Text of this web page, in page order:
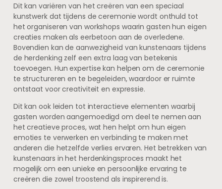
Dit kan variëren van het creëren van een speciaal
kunstwerk dat tijdens de ceremonie wordt onthuld tot
het organiseren van workshops waarin gasten hun eigen
creaties maken als eerbetoon aan de overledene.
Bovendien kan de aanwezigheid van kunstenaars tijdens
de herdenking zelf een extra laag van betekenis
toevoegen. Hun expertise kan helpen om de ceremonie
te structureren en te begeleiden, waardoor er ruimte
ontstaat voor creativiteit en expressie.
Dit kan ook leiden tot interactieve elementen waarbij
gasten worden aangemoedigd om deel te nemen aan
het creatieve proces, wat hen helpt om hun eigen
emoties te verwerken en verbinding te maken met
anderen die hetzelfde verlies ervaren. Het betrekken van
kunstenaars in het herdenkingsproces maakt het
mogelijk om een unieke en persoonlijke ervaring te
creëren die zowel troostend als inspirerend is.